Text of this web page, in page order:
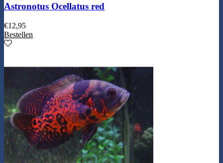
Astronotus Ocellatus red
€12,95
Bestellen